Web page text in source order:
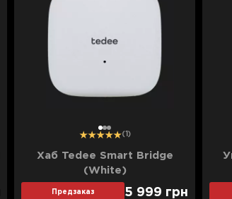
12 3 (1)
Хаб Tedee Smart Bridge
(White)
Предзаказ 5 999 грн